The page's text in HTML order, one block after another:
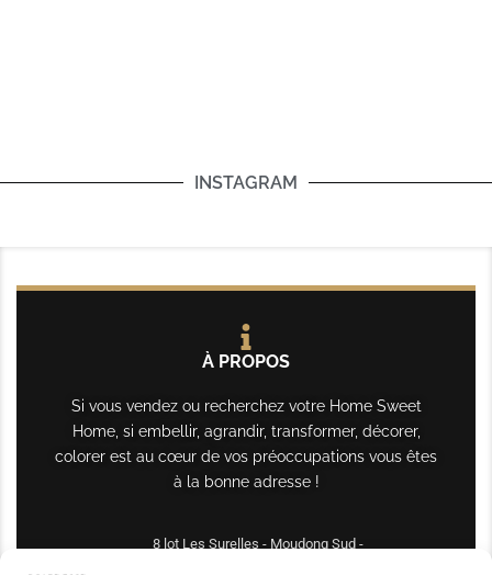
INSTAGRAM
À PROPOS
Si vous vendez ou recherchez votre Home Sweet
Home, si embellir, agrandir, transformer, décorer,
colorer est au cœur de vos préoccupations vous êtes
à la bonne adresse !
8 lot Les Surelles - Moudong Sud -